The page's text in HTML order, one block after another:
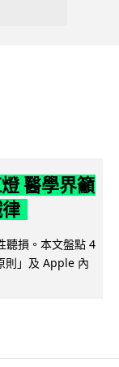
醫學界籲
聽損。本文盤點 4
則」及 Apple 內